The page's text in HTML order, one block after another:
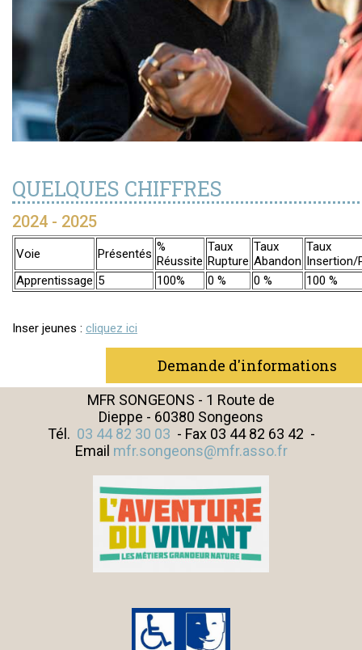
QUELQUES CHIFFRES
2024 - 2025
Voie Présentés %
Réussite
Taux
Rupture
Taux
Abandon
Taux
Insertion/
Apprentissage 5 100% 0 % 0 % 100 %
Inser jeunes : cliquez ici
Demande d'informations
MFR SONGEONS - 1 Route de
Dieppe - 60380 Songeons
Tél. 03 44 82 30 03 - Fax 03 44 82 63 42 -
Email mfr.songeons@mfr.asso.fr